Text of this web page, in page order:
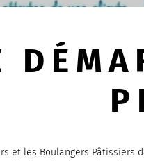
et les Boulangers